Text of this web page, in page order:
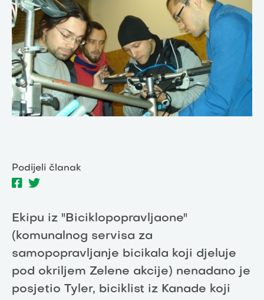
Podijeli članak
Ekipu iz "Biciklopopravljaone"
(komunalnog servisa za
samopopravljanje bicikala koji djeluje
pod okriljem Zelene akcije) nenadano je
posjetio Tyler, biciklist iz Kanade koji